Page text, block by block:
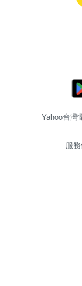
Yahoo台灣
服